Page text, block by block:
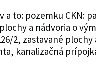
to: pozemku CKN:
a nádvoria o
2, zastavané plochy
kanalizačná